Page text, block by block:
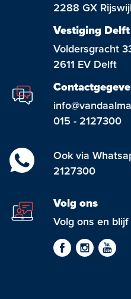
2288 GX
Vestiging Delft
Voldersgracht
2611 EV Delft
015 - 2127300
Ook via
2127300
Volg ons
Volg ons en